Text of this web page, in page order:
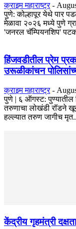
क्राइम महाराष्ट्र -
पुणे: कोल्हापूर येथे पार
मेळावा २०२६ मध्ये पुणे
'जनरल चॅम्पियनशिप'
हिंजवडीतील प्रेम
उरूळीकांचन
क्राइम महाराष्ट्र -
​पुणे | ६ ऑगस्ट: पुण्यातील
तरुणाचा लोखंडी रॉडने
हल्ल्यात तरुण जागीच
केंद्रीय गृहमंत्री